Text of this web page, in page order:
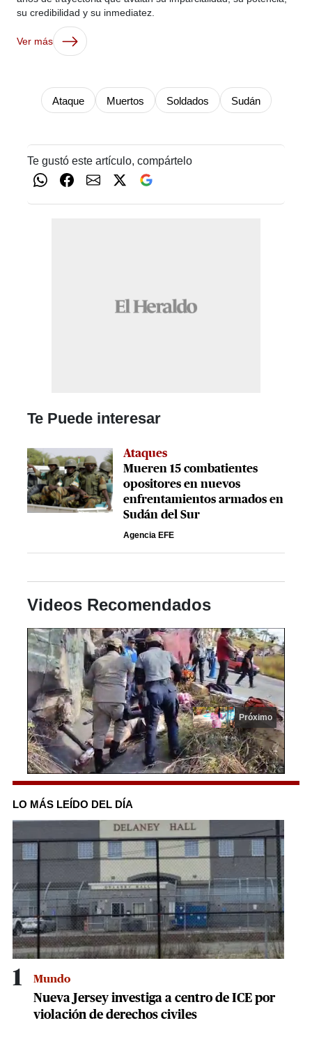
su credibilidad y su inmediatez.
Ver más
Ataque Muertos Soldados Sudán
Te gustó este artículo, compártelo
Te Puede interesar
Ataques
Mueren 15 combatientes
opositores en nuevos
enfrentamientos armados en
Sudán del Sur
Agencia EFE
Videos Recomendados
0
of
15
seconds
Próximo
LO MÁS LEÍDO DEL DÍA
1 Mundo
Nueva Jersey investiga a centro de ICE por
violación de derechos civiles